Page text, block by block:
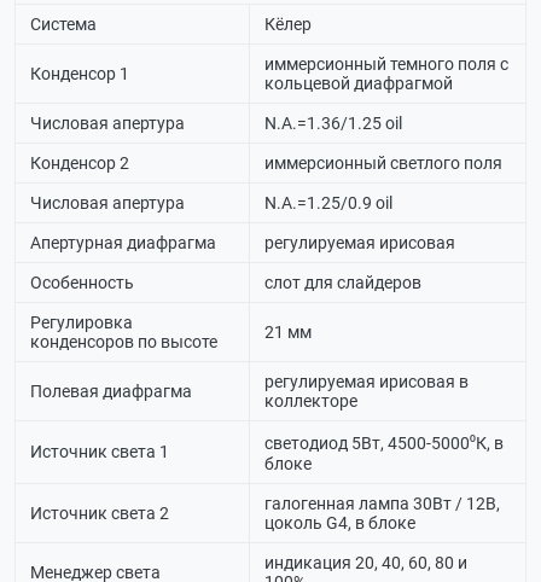
Система Кёлер
Конденсор 1
иммерсионный темного поля с
кольцевой диафрагмой
Числовая апертура N.A.=1.36/1.25 oil
Конденсор 2 иммерсионный светлого поля
Числовая апертура N.A.=1.25/0.9 oil
Апертурная диафрагма регулируемая ирисовая
Особенность слот для слайдеров
Регулировка
конденсоров по высоте
21 мм
Полевая диафрагма
регулируемая ирисовая в
коллекторе
Источник света 1
светодиод 5Вт, 4500-5000⁰К, в
блоке
Источник света 2
галогенная лампа 30Вт / 12В,
цоколь G4, в блоке
Менеджер света
индикация 20, 40, 60, 80 и